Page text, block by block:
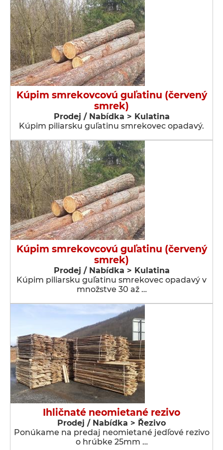
Kúpim smrekovcovú guľatinu (červený
smrek)
Prodej / Nabídka > Kulatina
Kúpim piliarsku guľatinu smrekovec opadavý.
Kúpim smrekovcovú guľatinu (červený
smrek)
Prodej / Nabídka > Kulatina
Kúpim piliarsku guľatinu smrekovec opadavý v
množstve 30 až …
Ihličnaté neomietané rezivo
Prodej / Nabídka > Řezivo
Ponúkame na predaj neomietané jedľové rezivo
o hrúbke 25mm …